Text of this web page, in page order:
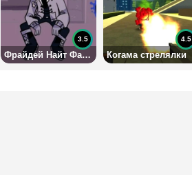
Фрайдей Найт Фанкин: Рув
3.5
Когама стрелялки
4.5